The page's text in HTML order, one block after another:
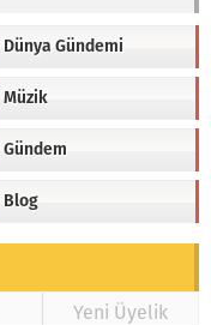
Dünya Gündemi
Müzik
Gündem
Blog
Yeni Üyelik